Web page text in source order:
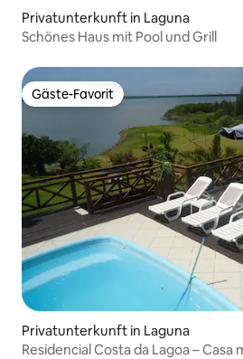
Privatunterkunft in Laguna
Schönes Haus mit Pool und Grill
Gäste-Favorit
Gäste-Favorit
Privatunterkunft in Laguna
Residencial Costa da Lagoa –